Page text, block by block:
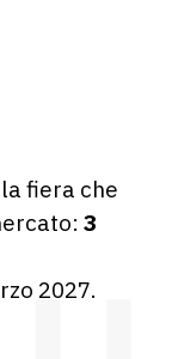
fiera che
3
2027.